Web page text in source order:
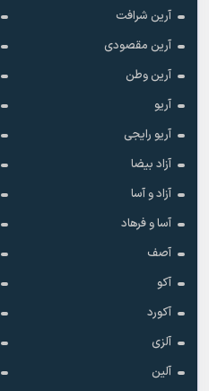
آرین شرافت
آرین مقصودی
آرین وطن
آریو
آریو رایجی
آزاد بیضا
آزاد و آسا
آسا و فرهاد
آصف
آکو
آکورد
آلزی
آلین